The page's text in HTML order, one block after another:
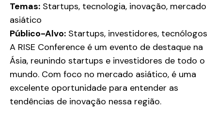
Temas: Startups, tecnologia, inovação, mercado
asiático
Público-Alvo: Startups, investidores, tecnólogos
A RISE Conference é um evento de destaque na
Ásia, reunindo startups e investidores de todo o
mundo. Com foco no mercado asiático, é uma
excelente oportunidade para entender as
tendências de inovação nessa região.